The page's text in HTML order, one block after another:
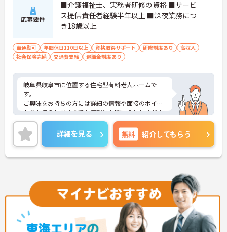
応募要件
■介護福祉士、実務者研修の資格 ■サービ
ス提供責任者経験半年以上 ■深夜業務につ
き18歳以上
車通勤可 年間休日110日以上 資格取得サポート 研修制度あり
高収入
社会保険完備
交通費支給 退職金制度あり
岐阜県岐阜市に位置する住宅型有料老人ホームで
す。
ご興味をお持ちの方には詳細の情報や面接のポイン
トをお伝えしますのでお気軽にお問い合わせくださ
いませ。
詳細を見る 無料 紹介してもらう